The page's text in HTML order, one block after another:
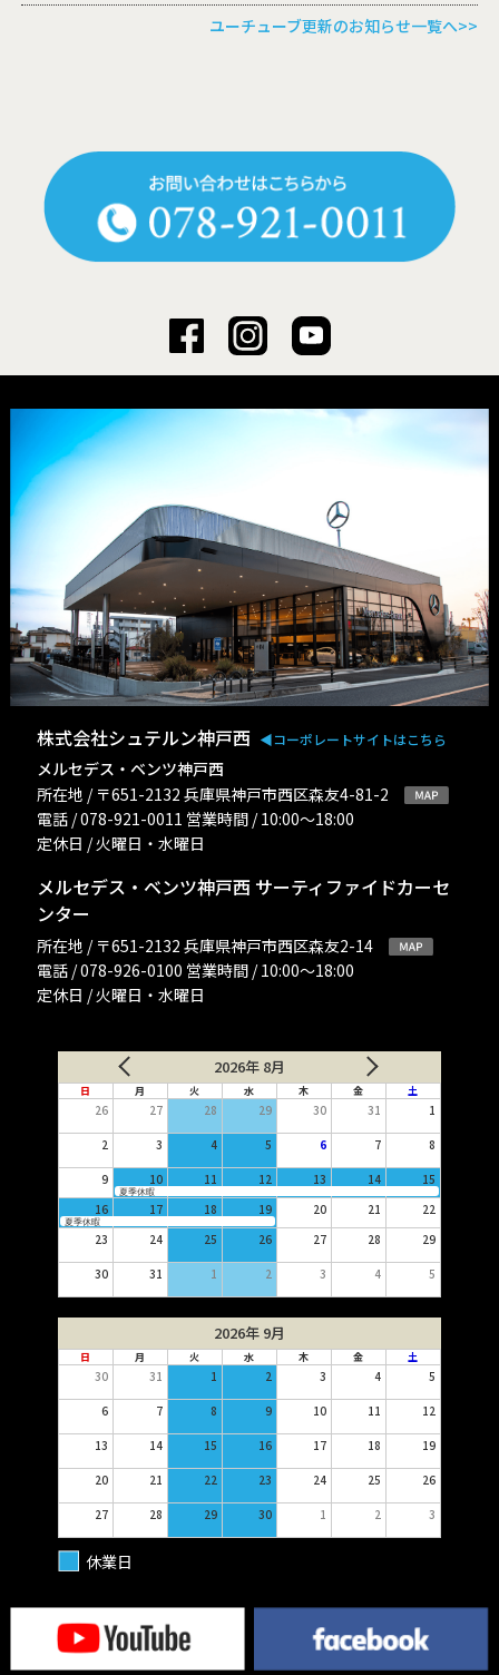
ユーチューブ更新のお知らせ一覧へ>>
株式会社シュテルン神戸西 ◀︎コーポレートサイトはこちら
メルセデス・ベンツ神戸西
所在地 / 〒651-2132 兵庫県神戸市西区森友4-81-2
電話 / 078-921-0011 営業時間 / 10:00〜18:00
定休日 / 火曜日・水曜日
メルセデス・ベンツ神戸西 サーティファイドカーセ
ンター
所在地 / 〒651-2132 兵庫県神戸市西区森友2-14
電話 / 078-926-0100 営業時間 / 10:00〜18:00
定休日 / 火曜日・水曜日
2026年 8月
日 月 火 水 木 金 土
26 27 28 29 30 31 1
2 3 4 5 6 7 8
9 10 11 12 13 14 15
夏季休暇
16 17 18 19 20 21 22
夏季休暇
23 24 25 26 27 28 29
30 31 1 2 3 4 5
2026年 9月
日 月 火 水 木 金 土
30 31 1 2 3 4 5
6 7 8 9 10 11 12
13 14 15 16 17 18 19
20 21 22 23 24 25 26
27 28 29 30 1 2 3
休業日